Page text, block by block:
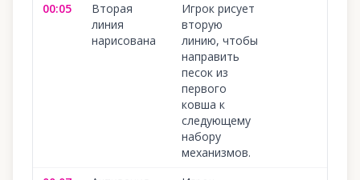
00:05
Вторая
линия
нарисована
Игрок рисует
вторую
линию, чтобы
направить
песок из
первого
ковша к
следующему
набору
механизмов.